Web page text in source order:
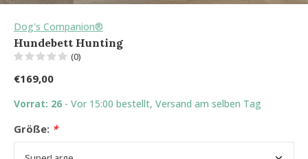
Dog's Companion®
Hundebett Hunting
(0)
€169,00
Vorrat: 26 - Vor 15:00 bestellt, Versand am selben Tag
Größe: *